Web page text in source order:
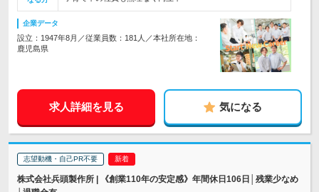
企業データ
設立：1947年8月／従業員数：181人／本社所在地：
鹿児島県
求人詳細を見る 気になる
志望動機・自己PR不要
株式会社兵頭製作所 | 《創業110年の安定感》年間休日106日│残業少なめ